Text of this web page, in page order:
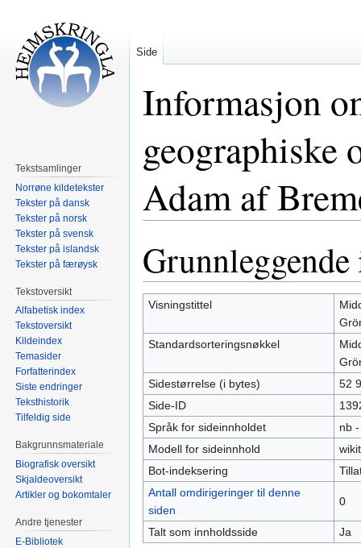
Informasjon
geographiske
Adam af
til
navigering
til
søk
Visningstittel
Standardsorteringsnøkkel
Sidestørrelse (i bytes)
52
Side-ID
Språk for sideinnholdet
nb
Modell for sideinnhold
Bot-indeksering
Antall omdirigeringer til denne
siden
0
Talt som innholdsside Ja
Side
Tekstsamlinger
Norrøne kildetekster
Tekster på dansk
Tekster på norsk
Tekster på svensk
Tekster på islandsk
Tekster på færøysk
Tekstoversikt
Alfabetisk index
Tekstoversikt
Kildeindex
Temasider
Forfatterindex
Siste endringer
Teksthistorik
Tilfeldig side
Bakgrunnsmateriale
Biografisk oversikt
Skjaldeoversikt
Artikler og bokomtaler
Andre tjenester
E-Bibliotek